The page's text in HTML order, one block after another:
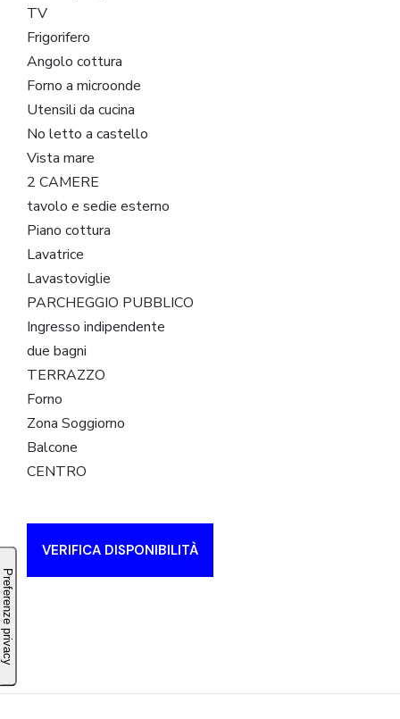
TV
Frigorifero
Angolo cottura
Forno a microonde
Utensili da cucina
No letto a castello
Vista mare
2 CAMERE
tavolo e sedie esterno
Piano cottura
Lavatrice
Lavastoviglie
PARCHEGGIO PUBBLICO
Ingresso indipendente
due bagni
TERRAZZO
Forno
Zona Soggiorno
Balcone
CENTRO
VERIFICA DISPONIBILITÀ